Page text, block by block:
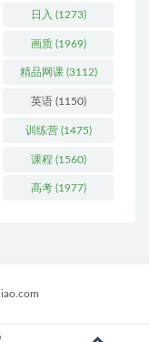
日入 (1273)
画质(1969)
精品网课(3112)
英语(1150)
训练营(1475)
课程 (1560)
高考(1977)